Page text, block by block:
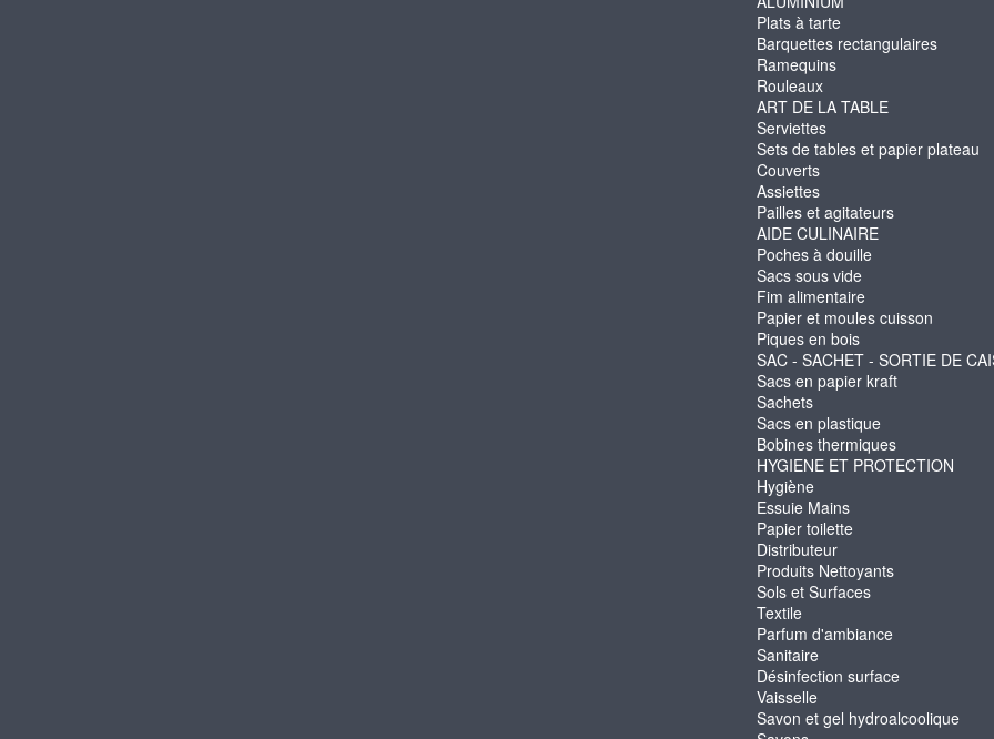
Plats à tarte
Barquettes rectangulaires
Ramequins
Rouleaux
ART DE LA TABLE
Serviettes
Sets de tables et papier plateau
Couverts
Assiettes
Pailles et agitateurs
AIDE CULINAIRE
Poches à douille
Sacs sous vide
Fim alimentaire
Papier et moules cuisson
Piques en bois
SAC - SACHET - SORTIE DE
Sacs en papier kraft
Sachets
Sacs en plastique
Bobines thermiques
HYGIENE ET PROTECTION
Hygiène
Essuie Mains
Papier toilette
Distributeur
Produits Nettoyants
Sols et Surfaces
Textile
Parfum d'ambiance
Sanitaire
Désinfection surface
Vaisselle
Savon et gel hydroalcoolique